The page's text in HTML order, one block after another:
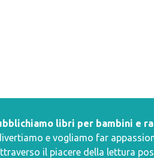
libri per bambini e
e vogliamo far
il piacere della lettura